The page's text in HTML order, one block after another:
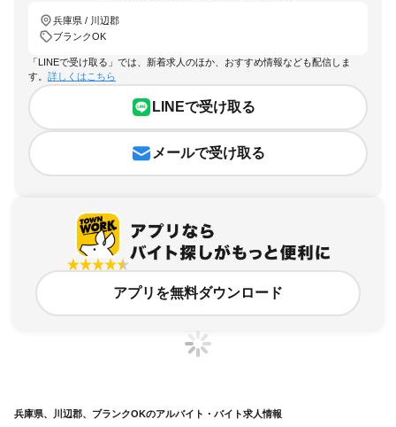
兵庫県 / 川辺郡
ブランクOK
「LINEで受け取る」では、新着求人のほか、おすすめ情報なども配信しま
す。 詳しくはこちら
LINEで受け取る
メールで受け取る
アプリを無料ダウンロード
兵庫県、川辺郡、ブランクOKのアルバイト・バイト求人情報